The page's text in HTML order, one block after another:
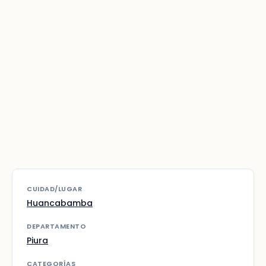
CUIDAD/LUGAR
Huancabamba
DEPARTAMENTO
Piura
CATEGORÍAS